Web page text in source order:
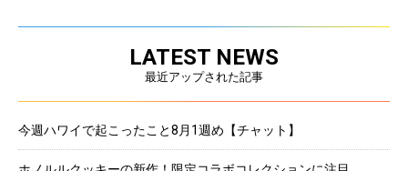
LATEST NEWS
最近アップされた記事
今週ハワイで起こったこと8月1週め【チャット】